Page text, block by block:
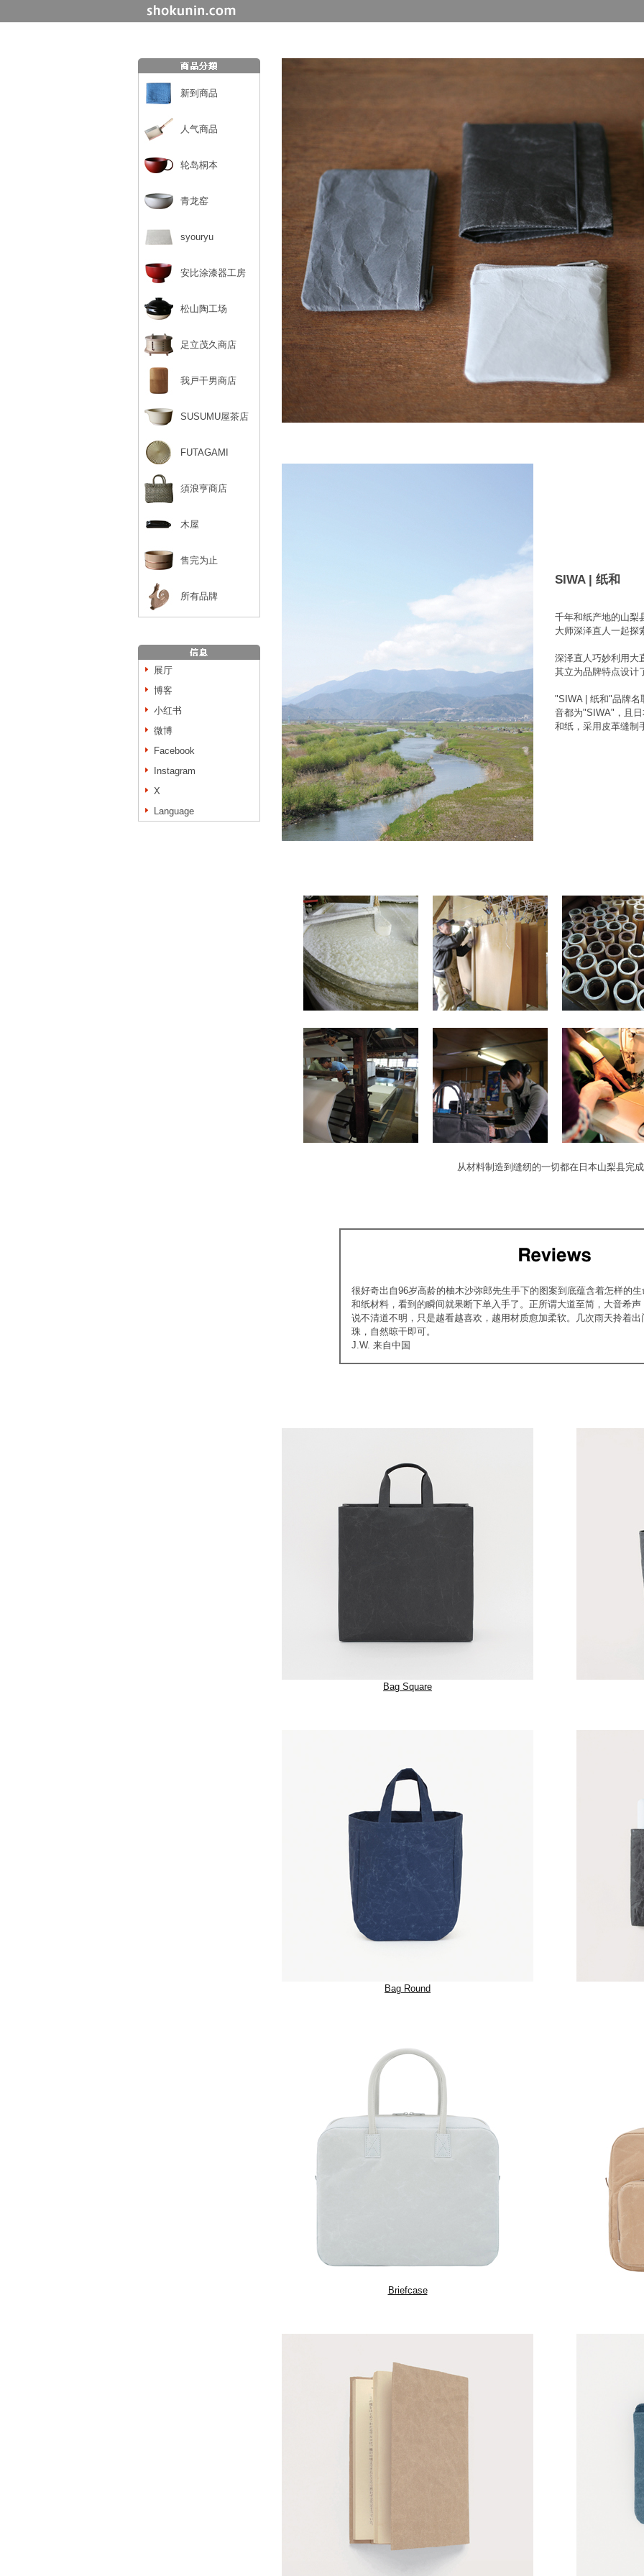
新到商品
人气商品
轮岛桐本
青龙窑
syouryu
安比涂漆器工房
松山陶工场
足立茂久商店
我戸干男商店
SUSUMU屋茶店
FUTAGAMI
須浪亨商店
木屋
售完为止
所有品牌
展厅
博客
小红书
微博
Facebook
Instagram
X
Language
SIWA | 纸和
千年和纸产地的山梨
大师深泽直人一起探
深泽直人巧妙利用大
其立为品牌特点设计
"SIWA | 纸和"品牌名
音都为"SIWA"，且
和纸，采用皮革缝制
从材料制造到缝纫的一切都在日本山梨县完
很好奇出自96岁高龄的柚木沙弥郎先生手下的图案到底蕴含着怎样的
和纸材料，看到的瞬间就果断下单入手了。正所谓大道至简，大音希
说不清道不明，只是越看越喜欢，越用材质愈加柔软。几次雨天拎着
珠，自然晾干即可。
J.W. 来自中国
Bag Square
Bag Round
Briefcase